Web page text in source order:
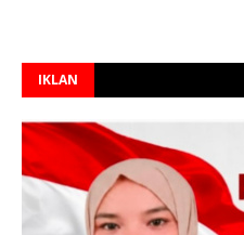
IKLAN